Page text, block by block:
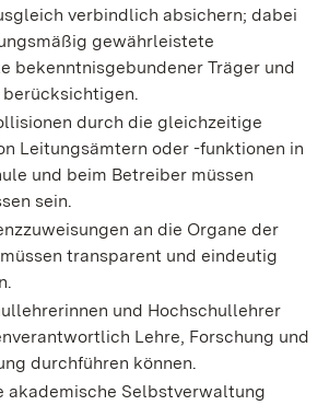
verbindlich absichern; dabei
gewährleistete
bekenntnisgebundener Träger und
durch die gleichzeitige
Leitungsämtern oder -funktionen in
und beim Betreiber müssen
sein.
an die Organe der
transparent und eindeutig
und Hochschullehrer
Lehre, Forschung und
durchführen können.
akademische Selbstverwaltung